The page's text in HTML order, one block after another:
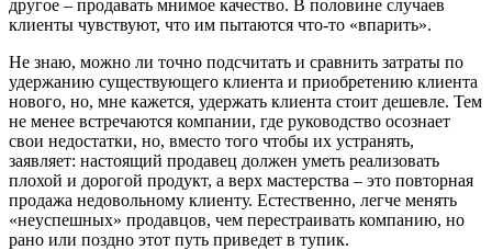
другое – продавать мнимое качество. В половине случаев
клиенты чувствуют, что им пытаются что-то «впарить».
Не знаю, можно ли точно подсчитать и сравнить затраты по
удержанию существующего клиента и приобретению клиента
нового, но, мне кажется, удержать клиента стоит дешевле. Тем
не менее встречаются компании, где руководство осознает
свои недостатки, но, вместо того чтобы их устранять,
заявляет: настоящий продавец должен уметь реализовать
плохой и дорогой продукт, а верх мастерства – это повторная
продажа недовольному клиенту. Естественно, легче менять
«неуспешных» продавцов, чем перестраивать компанию, но
рано или поздно этот путь приведет в тупик.